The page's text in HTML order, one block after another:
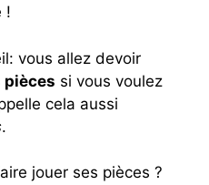
!
vous allez devoir
pièces si vous voulez
cela aussi
.
jouer ses pièces ?